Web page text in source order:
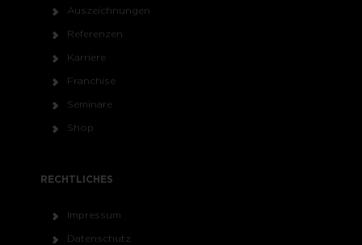
Auszeichnungen
Referenzen
Karriere
Franchise
Seminare
Shop
RECHTLICHES
Impressum
Datenschutz